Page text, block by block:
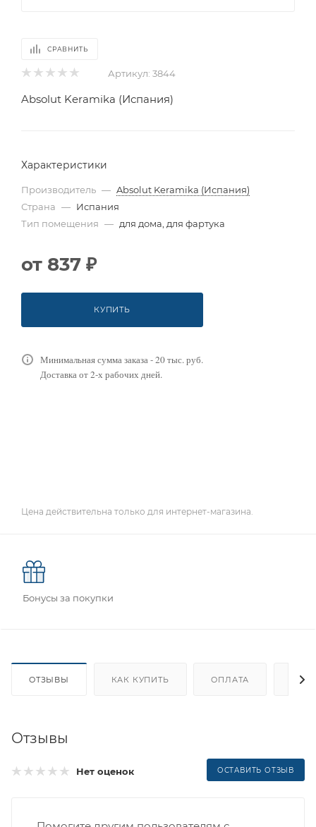
СРАВНИТЬ
Артикул: 3844
Absolut Keramika (Испания)
Характеристики
Производитель — Absolut Keramika (Испания)
Страна — Испания
Тип помещения — для дома, для фартука
от 837 ₽
КУПИТЬ
Минимальная сумма заказа - 20 тыс. руб.
Доставка от 2-х рабочих дней.
Цена действительна только для интернет-магазина.
Бонусы за покупки
ОТЗЫВЫ КАК КУПИТЬ ОПЛАТА
Отзывы
Нет оценок ОСТАВИТЬ ОТЗЫВ